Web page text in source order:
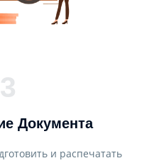
Документа
и распечатать